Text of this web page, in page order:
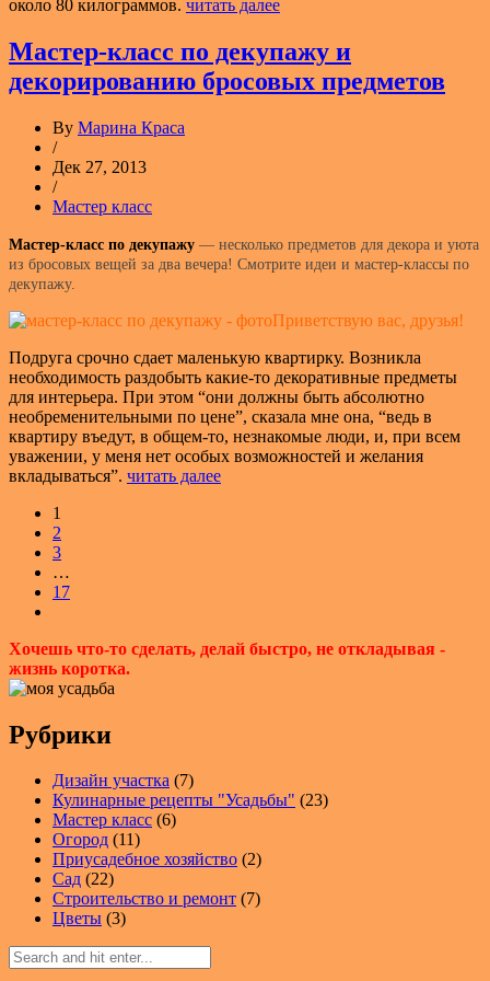
около 80 килограммов. читать далее
Мастер-класс по декупажу и
декорированию бросовых предметов
By Марина Краса
/
Дек 27, 2013
/
Мастер класс
Мастер-класс по декупажу — несколько предметов для декора и уюта
из бросовых вещей за два вечера! Смотрите идеи и мастер-классы по
декупажу.
Приветствую вас, друзья!
Подруга срочно сдает маленькую квартирку. Возникла
необходимость раздобыть какие-то декоративные предметы
для интерьера. При этом “они должны быть абсолютно
необременительными по цене”, сказала мне она, “ведь в
квартиру въедут, в общем-то, незнакомые люди, и, при всем
уважении, у меня нет особых возможностей и желания
вкладываться”. читать далее
1
2
3
…
17
Хочешь что-то сделать, делай быстро, не откладывая -
жизнь коротка.
Рубрики
Дизайн участка (7)
Кулинарные рецепты "Усадьбы" (23)
Мастер класс (6)
Огород (11)
Приусадебное хозяйство (2)
Сад (22)
Строительство и ремонт (7)
Цветы (3)